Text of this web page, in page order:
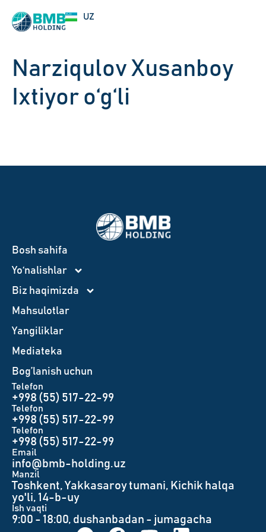
UZ
RU
Narziqulov Xusanboy
Ixtiyor o‘g‘li
Bosh sahifa
Yo‘nalishlar
Biz haqimizda
Mahsulotlar
Yangiliklar
Mediateka
Bog’lanish uchun
Telefon
+998 (55) 517-22-99
Telefon
+998 (55) 517-22-99
Telefon
+998 (55) 517-22-99
Email
info@bmb-holding.uz​
Manzil
Toshkent, Yakkasaroy tumani, Kichik halqa
yo'li, 14-b-uy
Ish vaqti
9:00 - 18:00, dushanbadan - jumagacha